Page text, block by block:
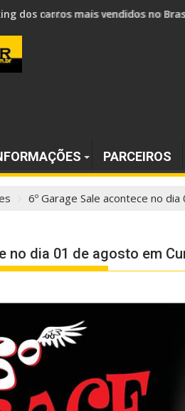
dos carros mais vendidos no
PARCEIROS
6º Garage Sale acontece no
no dia 01 de agosto em